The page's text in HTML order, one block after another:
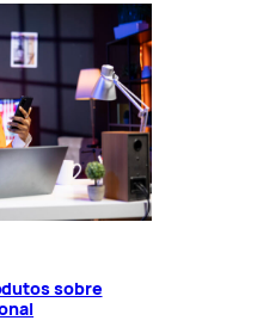
sobre